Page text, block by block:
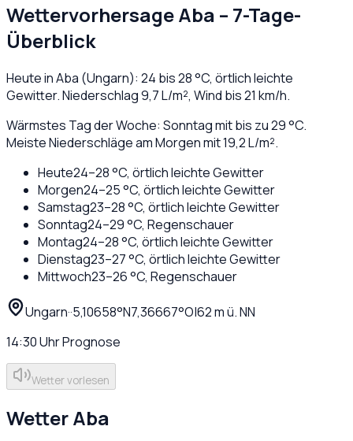
WettervorhersageAba – 7-Tage-
Überblick
Heute inAba (Ungarn): 24 bis28°C, örtlich leichte
Gewitter. Niederschlag9,7L/m², Wind bis21 km/h.
Wärmstes Tag der Woche: Sonntag mit bis zu 29 °C.
Meiste Niederschläge am Morgen mit 19,2 L/m².
Heute24–28°C, örtlich leichte Gewitter
Morgen24–25°C, örtlich leichte Gewitter
Samstag23–28°C, örtlich leichte Gewitter
Sonntag24–29°C, Regenschauer
Montag24–28°C, örtlich leichte Gewitter
Dienstag23–27°C, örtlich leichte Gewitter
Mittwoch23–26°C, Regenschauer
Ungarn··5,10658°N7,36667°O|62m ü. NN
14:30UhrPrognose
Wetter vorlesen
WetterAba